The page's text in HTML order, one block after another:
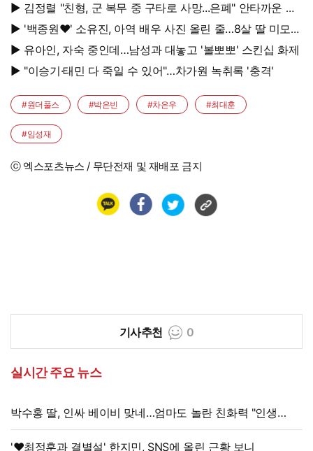
없어, 연락 꾸준히 하는 중"
▶ 김정렬 "친형, 군 복무 중 구타로 사망...은폐" 안타까운 가
족사
▶ '백종원♥' 소유진, 아역 배우 사진 올린 줄…8살 딸 미모
대박, 연예인 시켜도 되겠어
▶ 유아인, 자숙 중인데…남성과 대놓고 '볼뽀뽀' 스킨십 화제
▶ "이승기·태민 다 죽일 수 있어"…차가원 녹취록 '충격'
#원더풀스 #박은빈 #차은우 #최대훈
#임성재
ⓒ 엑스포츠뉴스 / 무단전재 및 재배포 금지
기사추천 0
실시간 주요 뉴스
박수홍 딸, 인싸 베이비 맞네…엄마도 놀란 친화력 "인생
N회차"
'♥최정훈과 결별설' 한지민, SNS에 올린 근황 보니